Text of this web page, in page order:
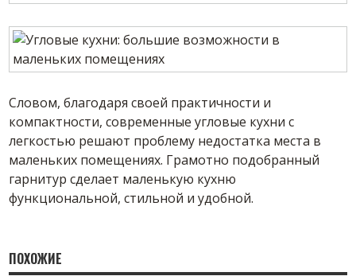
Словом, благодаря своей практичности и
компактности, современные угловые кухни с
легкостью решают проблему недостатка места в
маленьких помещениях. Грамотно подобранный
гарнитур сделает маленькую кухню
функциональной, стильной и удобной.
ПОХОЖИЕ